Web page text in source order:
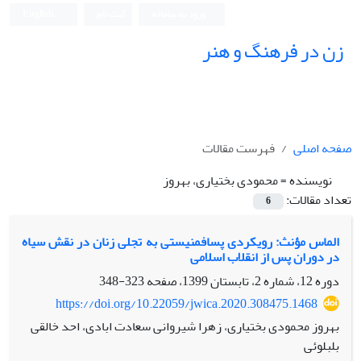
زن در فرهنگ و هنر
صفحه اصلی
فهرست مقالات
نویسنده =محمودی بختیاری، بهروز
تعداد مقالات:
6
الماس مؤنث: رویکردی پسافمنیستی به تجلی زنان در نقش سیاه
در دوران پس از انقلاب اسلامی
دوره 12، شماره 2، تابستان 1399، صفحه
323-348
https://doi.org/10.22059/jwica.2020.308475.1468
بهروز محمودی بختیاری، زهرا شیروانی سعادت ابادی، احد خالقی
بلبلوئی